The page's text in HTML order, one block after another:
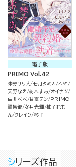
電子版
PRIMO Vol.42
朱野りりん 七月タミカ へや
天野なえ
紡木すあ オイナツ
白井べべ 甘夏テン
PRIMO
編集部 冬月光輝 柚子れも
ん クレイン 琴子
シリーズ作品